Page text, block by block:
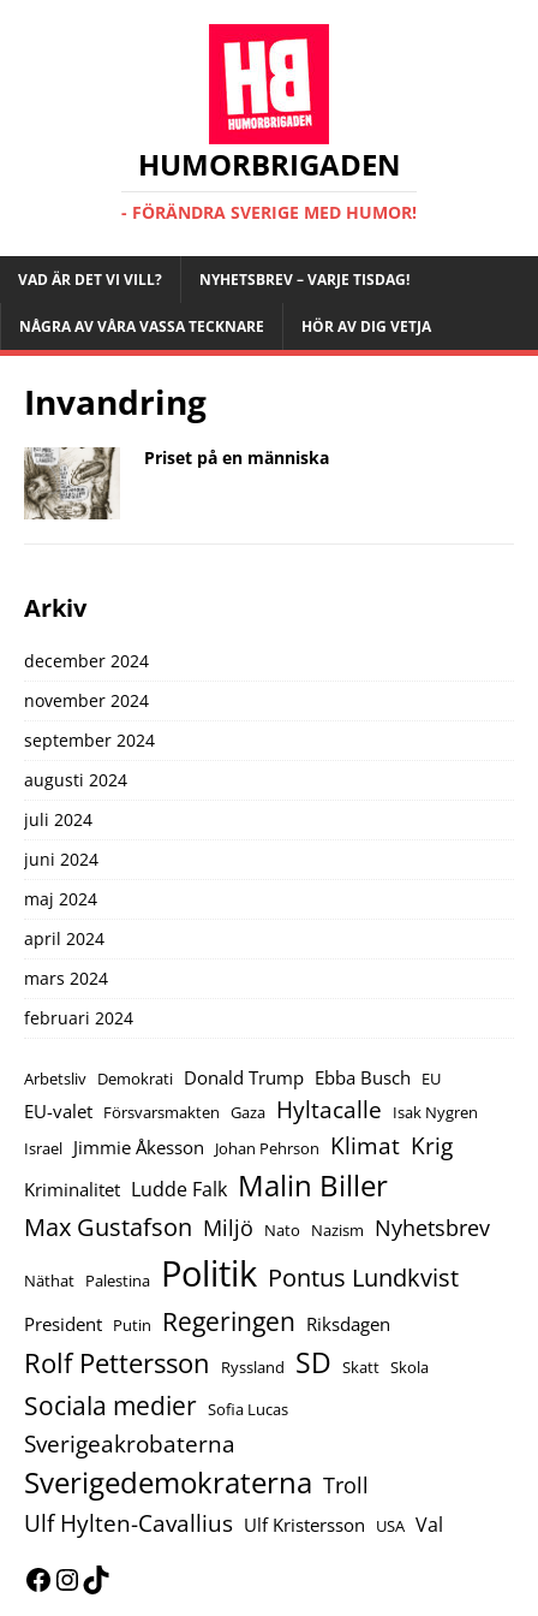
HUMORBRIGADEN
- FÖRÄNDRA SVERIGE MED HUMOR!
VAD ÄR DET VI VILL? NYHETSBREV – VARJE TISDAG!
NÅGRA AV VÅRA VASSA TECKNARE HÖR AV DIG VETJA
Invandring
Priset på en människa
Arkiv
december 2024
november 2024
september 2024
augusti 2024
juli 2024
juni 2024
maj 2024
april 2024
mars 2024
februari 2024
Arbetsliv Demokrati Donald Trump Ebba Busch EU
EU-valet Försvarsmakten Gaza Hyltacalle
Isak Nygren
Israel Jimmie Åkesson Johan Pehrson Klimat Krig
Kriminalitet Ludde Falk Malin Biller
Max Gustafson Miljö Nato Nazism Nyhetsbrev
Näthat Palestina Politik Pontus Lundkvist
President Putin Regeringen Riksdagen
Rolf Pettersson Ryssland SD Skatt Skola
Sociala medier Sofia Lucas
Sverigeakrobaterna
Sverigedemokraterna Troll
Ulf Hylten-Cavallius Ulf Kristersson USA Val